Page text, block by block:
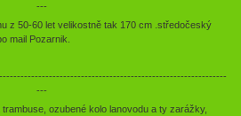
---
z 50-60 let velikostně tak 170 cm .středočeský
mail Pozarnik.
---
ozubené kolo lanovodu a ty zarážky,